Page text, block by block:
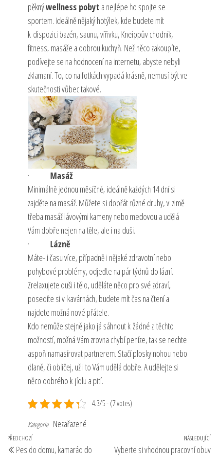
pěknýwellness pobyt a nejlépe ho spojte se
sportem. Ideálně nějaký hotýlek, kde budete mít
k dispozici bazén, saunu, vířivku, Kneippův chodník,
fitness, masáže a dobrou kuchyň. Než něco zakoupíte,
podívejte se na hodnocení na internetu, abyste nebyli
zklamaní. To, co na fotkách vypadá krásně, nemusí být ve
skutečnosti vůbec takové.
· Masáž
Minimálně jednou měsíčně, ideálně každých 14 dní si
zajděte na masáž. Můžete si dopřát různé druhy, v zimě
třeba masáž lávovými kameny nebo medovou a udělá
Vám dobře nejen na těle, ale i na duši.
· Lázně
Máte-li času více, případně i nějaké zdravotní nebo
pohybové problémy, odjeďte na pár týdnů do lázní.
Zrelaxujete duši i tělo, uděláte něco pro své zdraví,
posedíte si v kavárnách, budete mít čas na čtení a
najdete možná nové přátele.
Kdo nemůže stejně jako já sáhnout k žádné z těchto
možností, možná Vám zrovna chybí peníze, tak se nechte
aspoň namasírovat partnerem. Stačí plosky nohou nebo
dlaně, či obličej, už i to Vám udělá dobře. A udělejte si
něco dobrého k jídlu a pití.
4.3/5 - (7 votes)
Kategorie Nezařazené
Navigace
Předchozí
příspěvek
PŘEDCHOZÍ
Pes do domu, kamarád do
NÁSLEDUJÍCÍ
Vyberte si vhodnou pracovní obuv